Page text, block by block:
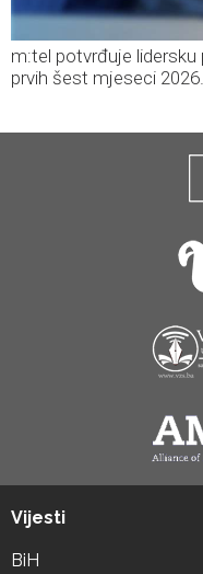
m:tel potvrđuje
prvih šest mjeseci 2026.
Vijesti
BiH